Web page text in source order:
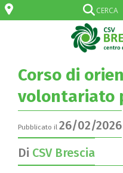
Corso di
volontariato
Pubblicato il 26/02/2026
Di CSV Brescia